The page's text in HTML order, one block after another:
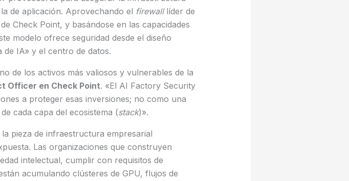
de aplicación. Aprovechando el firewall líder de
Check Point, y basándose en las capacidades
modelo ofrece seguridad desde el diseño
IA» y el centro de datos.
de los activos más valiosos y vulnerables de la
Officer en Check Point. «El AI Factory Security
a proteger esas inversiones; no como una
cada capa del ecosistema (stack)».
pieza de infraestructura empresarial
Las organizaciones que construyen
intelectual, cumplir con requisitos de
acumulando clústeres de GPU, flujos de